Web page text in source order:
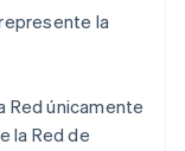
la
Red únicamente
la Red de